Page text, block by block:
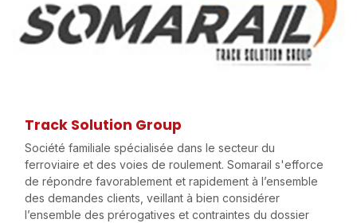
Track Solution Group
Société familiale spécialisée dans le secteur du
ferroviaire et des voies de roulement. Somarail s'efforce
de répondre favorablement et rapidement à l’ensemble
des demandes clients, veillant à bien considérer
l’ensemble des prérogatives et contraintes du dossier